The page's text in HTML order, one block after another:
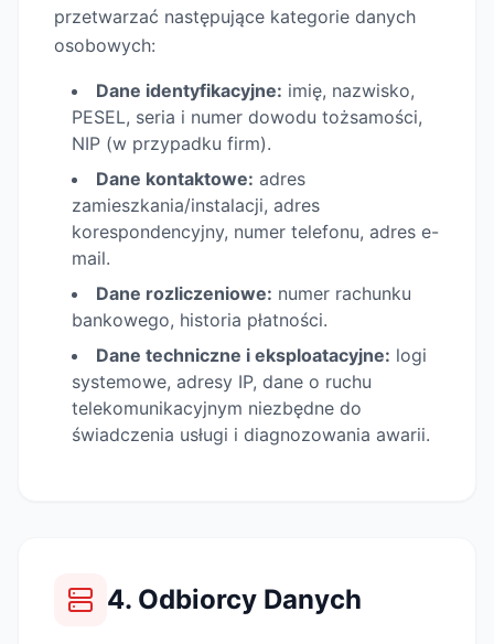
przetwarzać następujące kategorie danych
osobowych:
Dane identyfikacyjne: imię, nazwisko,
PESEL, seria i numer dowodu tożsamości,
NIP (w przypadku firm).
Dane kontaktowe: adres
zamieszkania/instalacji, adres
korespondencyjny, numer telefonu, adres e-
mail.
Dane rozliczeniowe: numer rachunku
bankowego, historia płatności.
Dane techniczne i eksploatacyjne: logi
systemowe, adresy IP, dane o ruchu
telekomunikacyjnym niezbędne do
świadczenia usługi i diagnozowania awarii.
4. Odbiorcy Danych